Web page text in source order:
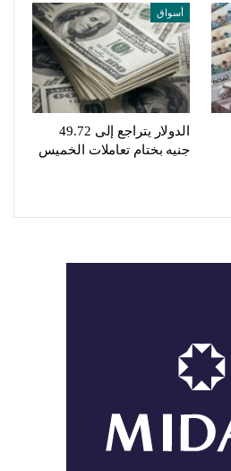
أسواق
الدولار يتراجع إلى 49.72
جنيه بختام تعاملات الخميس